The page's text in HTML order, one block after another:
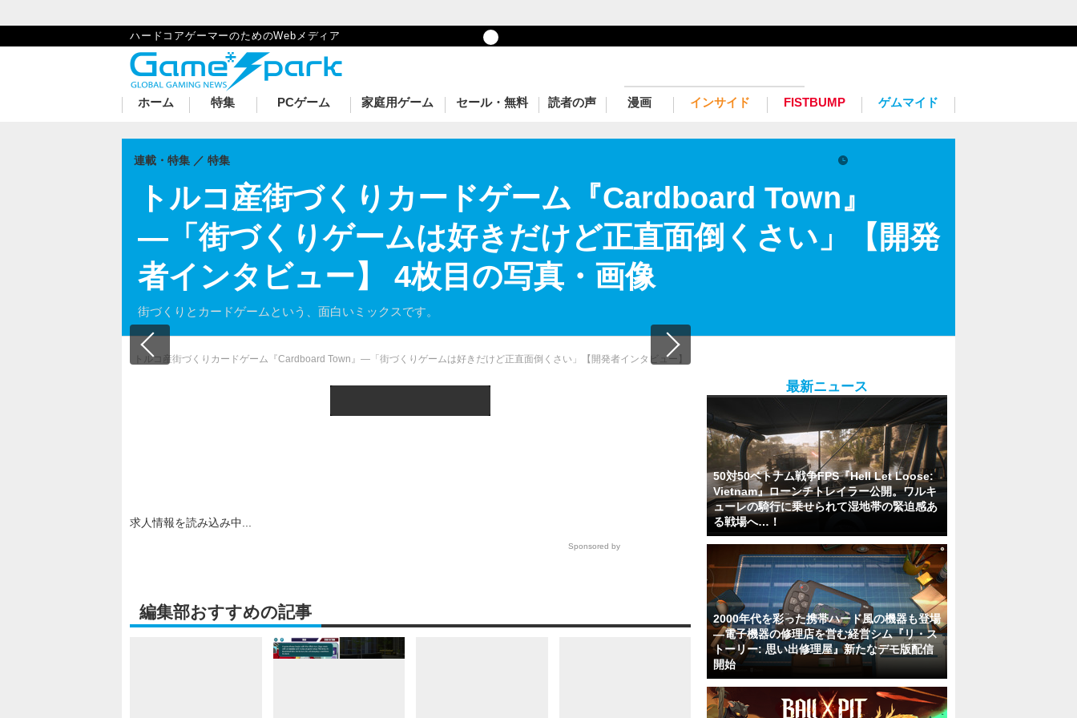
ハードコアゲーマーのためのWebメディア
ホーム 特集 PCゲーム 家庭用ゲーム セール・無料 読者の声 漫画 インサイド FISTBUMP ゲムマイド
トルコ産街づくりカードゲーム『Cardboard Town』
―「街づくりゲームは好きだけど正直面倒くさい」【開発
者インタビュー】 4枚目の写真・画像
街づくりとカードゲームという、面白いミックスです。
連載・特集 特集 2023.5.5 Fri 22:00
トルコ産街づくりカードゲーム『Cardboard Town』―「街づくりゲームは好きだけど正直面倒くさい」【開発者インタビュー】
求人情報を読み込み中...
Sponsored by
編集部おすすめの記事
最新ニュース
50対50ベトナム戦争FPS『Hell Let Loose:
Vietnam』ローンチトレイラー公開。ワルキ
ューレの騎行に乗せられて湿地帯の緊迫感あ
る戦場へ…！
2000年代を彩った携帯ハード風の機器も登場
―電子機器の修理店を営む経営シム『リ・ス
トーリー: 思い出修理屋』新たなデモ版配信
開始